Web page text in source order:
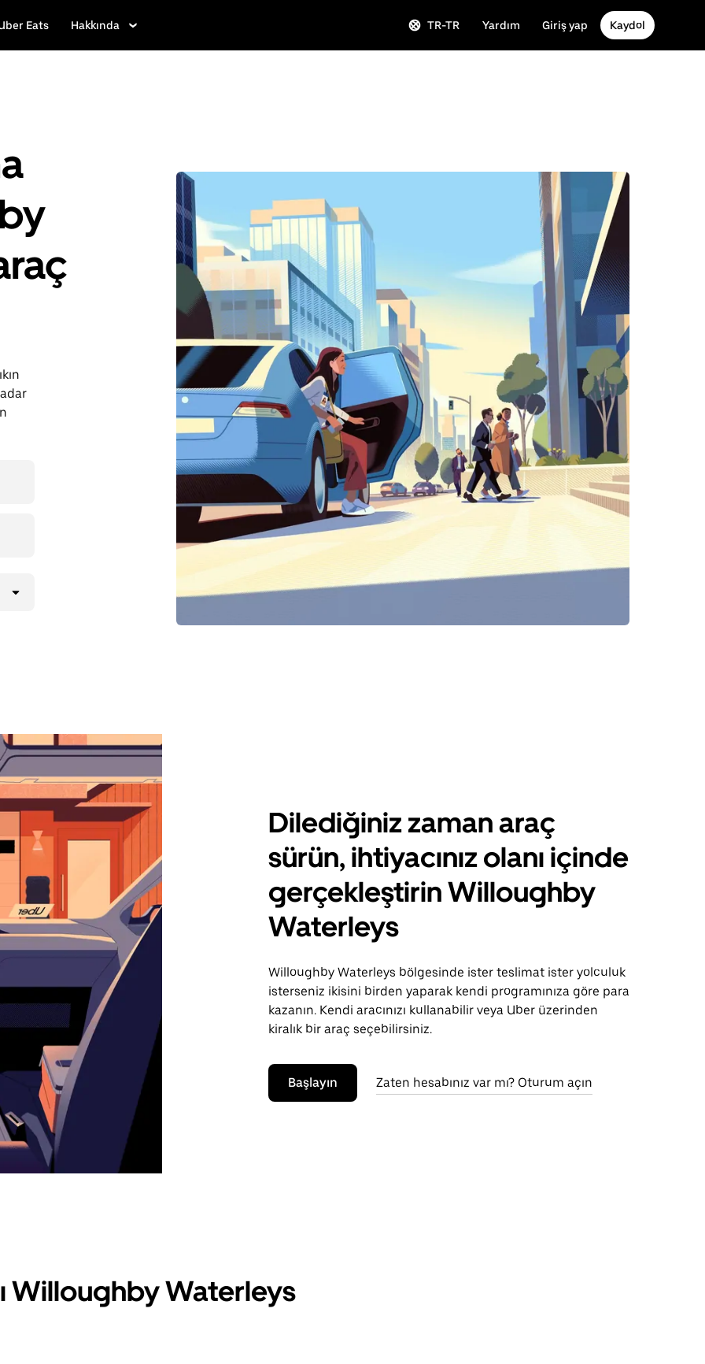
Eats Hakkında TR-TR Yardım Giriş yap Kaydol
Dilediğiniz zaman araç
sürün, ihtiyacınız olanı içinde
gerçekleştirin Willoughby
Waterleys
Willoughby Waterleys bölgesinde ister teslimat ister yolculuk
isterseniz ikisini birden yaparak kendi programınıza göre para
kazanın. Kendi aracınızı kullanabilir veya Uber üzerinden
kiralık bir araç seçebilirsiniz.
Başlayın Zaten hesabınız var mı? Oturum açın
Willoughby Waterleys